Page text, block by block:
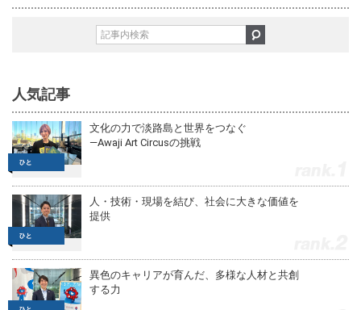
人気記事
文化の力で淡路島と世界をつなぐ
—Awaji Art Circusの挑戦
人・技術・現場を結び、社会に大きな価値を
提供
異色のキャリアが育んだ、多様な人材と共創
する力